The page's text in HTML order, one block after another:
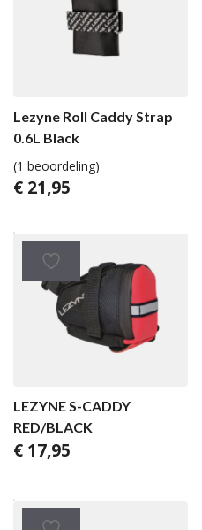
Lezyne Roll Caddy Strap
0.6L Black
(1 beoordeling)
€ 21,95
LEZYNE S-CADDY
RED/BLACK
€ 17,95